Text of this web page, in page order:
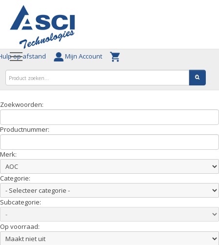
op afstand Mijn Account
Zoekwoorden:
Productnummer:
Merk:
Categorie:
Subcategorie:
Op voorraad: